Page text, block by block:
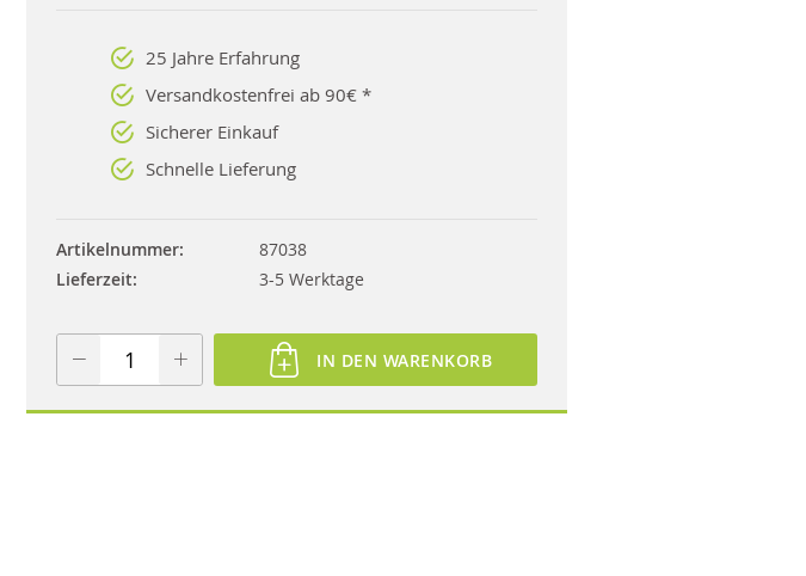
25 Jahre Erfahrung
Versandkostenfrei ab 90€ *
Sicherer Einkauf
Schnelle Lieferung
Artikelnummer
87038
Lieferzeit
3-5 Werktage
IN DEN WARENKORB